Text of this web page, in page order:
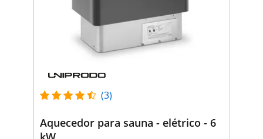
(3)
Aquecedor para sauna - elétrico - 6